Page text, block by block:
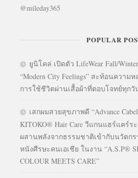
@mileday365
POPULAR
ยูนิโคล่ เปิดตัว LifeWear Fall/
“Modern City Feelings” สะท้อนควา
การใช้ชีวิตผ่านเสื้อผ้าที่ตอบโจทย์ทุกวั
เสกผมสวยสุขภาพดี “Advance
KITOKO® Hair Care วีแกนแฮร์แคร์ร
ผสานพลังจากธรรมชาติเข้ากับนวัตกร
หนังศีรษะคนเอเชีย ในงาน “A.S.P®
COLOUR MEETS CARE”